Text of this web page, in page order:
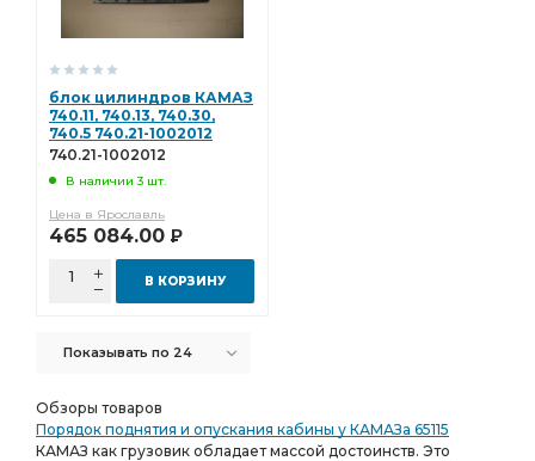
блок цилиндров КАМАЗ
740.11, 740.13, 740.30,
740.5 740.21-1002012
740.21-1002012
В наличии 3 шт.
Цена в Ярославль
465 084.00 Р
В КОРЗИНУ
Показывать по 24
Обзоры товаров
Порядок поднятия и опускания кабины у КАМАЗа 65115
КАМАЗ как грузовик обладает массой достоинств. Это